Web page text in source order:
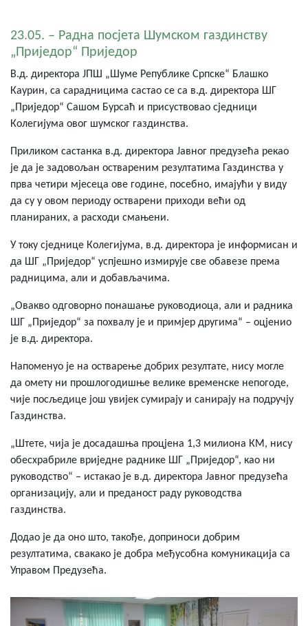
23.05. – Радна посјета Шумском газдинству
„Приједор“ Приједор
В.д. директора ЈПШ „Шуме Републике Српске“ Блашко
Каурин, са сарадницима састао се са в.д. директора ШГ
„Приједор“ Сашом Бурсаћ и присуствовао сједници
Колегијума овог шумског газдинства.
Приликом састанка в.д. директора Јавног предузећа рекао
је да је задовољан оствареним резултатима Газдинства у
прва четири мјесеца ове године, посебно, имајући у виду
да су у овом периоду остварени приходи већи од
планираних, а расходи смањени.
У току сједнице Колегијума, в.д. директора је информисан и
да ШГ „Приједор“ успјешно измирује све обавезе према
радницима, али и добављачима.
„Овакво одговорно понашање руководиоца, али и радника
ШГ „Приједор“ за похвалу је и примјер другима“ – оцјенио
је в.д. директора.
Напоменуо је на остварење добрих резултате, нису могле
да омету ни прошлогодишње велике временске непогоде,
чије посљедице још увијек сумирају и санирају на подручју
Газдинства.
„Штете, чија је досадашња процјена 1,3 милиона КМ, нису
обесхрабриле вриједне раднике ШГ „Приједор“, као ни
руководство“ – истакао је в.д. директора Јавног предузећа
организацију, али и преданост раду руководства
газдинства.
Додао је да оно што, такође, доприноси добрим
резултатима, свакако је добра међусобна комуникација са
Управом Предузећа.